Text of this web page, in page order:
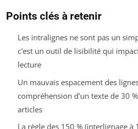
Points clés à retenir
Les intralignes ne sont pas un
c'est un outil de lisibilité qui
lecture
Un mauvais espacement des
compréhension d'un texte de 30
articles
La règle des 150 % (interlignage